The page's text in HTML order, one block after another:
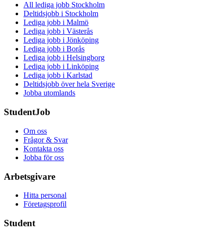
All lediga jobb Stockholm
Deltidsjobb i Stockholm
Lediga jobb i Malmö
Lediga jobb i Västerås
Lediga jobb i Jönköping
Lediga jobb i Borås
Lediga jobb i Helsingborg
Lediga jobb i Linköping
Lediga jobb i Karlstad
Deltidsjobb över hela Sverige
Jobba utomlands
StudentJob
Om oss
Frågor & Svar
Kontakta oss
Jobba för oss
Arbetsgivare
Hitta personal
Företagsprofil
Student